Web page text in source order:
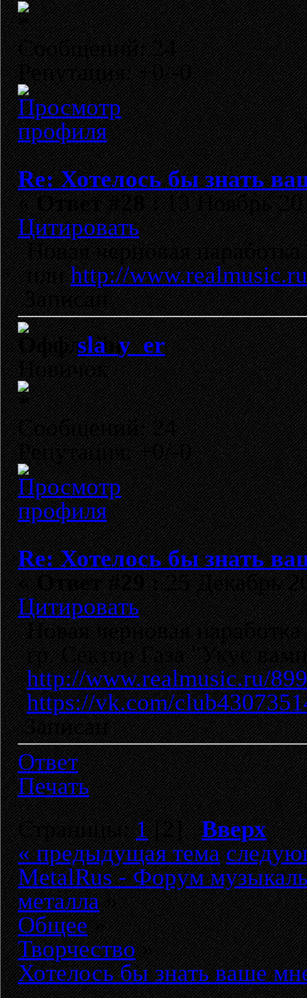
Сообщений: 24
Репутация: +0/-0
Re: Хотелось бы знать
«Ответ #28 :13 Ноябрь
Цитировать
Новая черновая
илиhttp://
Записан
sla_y_er
Новичок
Сообщений: 24
Репутация: +0/-0
Re: Хотелось бы знать
«Ответ #29 :25 Декабрь
Цитировать
Новая черновая
гр. Сектор Газа "Укус
http://www.realmusic.ru/
https://vk.com/
Записан
Ответ
Печать
Страницы:1[2]Вверх
« предыдущая тема
MetalRus - Форум
металла»
Общее»
Творчество»
Хотелось бы знать ваше